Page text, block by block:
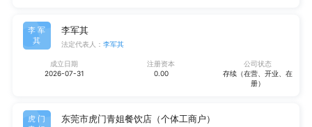
李军
其
李军其
法定代表人： 李军其
成立日期
2026-07-31
注册资本
0.00
公司状态
存续（在营、开业、在
册）
虎门
东莞市虎门青姐餐饮店（个体工商户）